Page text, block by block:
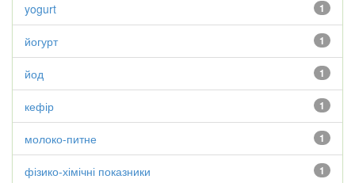
1
yogurt
1
йогурт
1
йод
1
кефір
1
молоко-питне
1
фізико-хімічні показники